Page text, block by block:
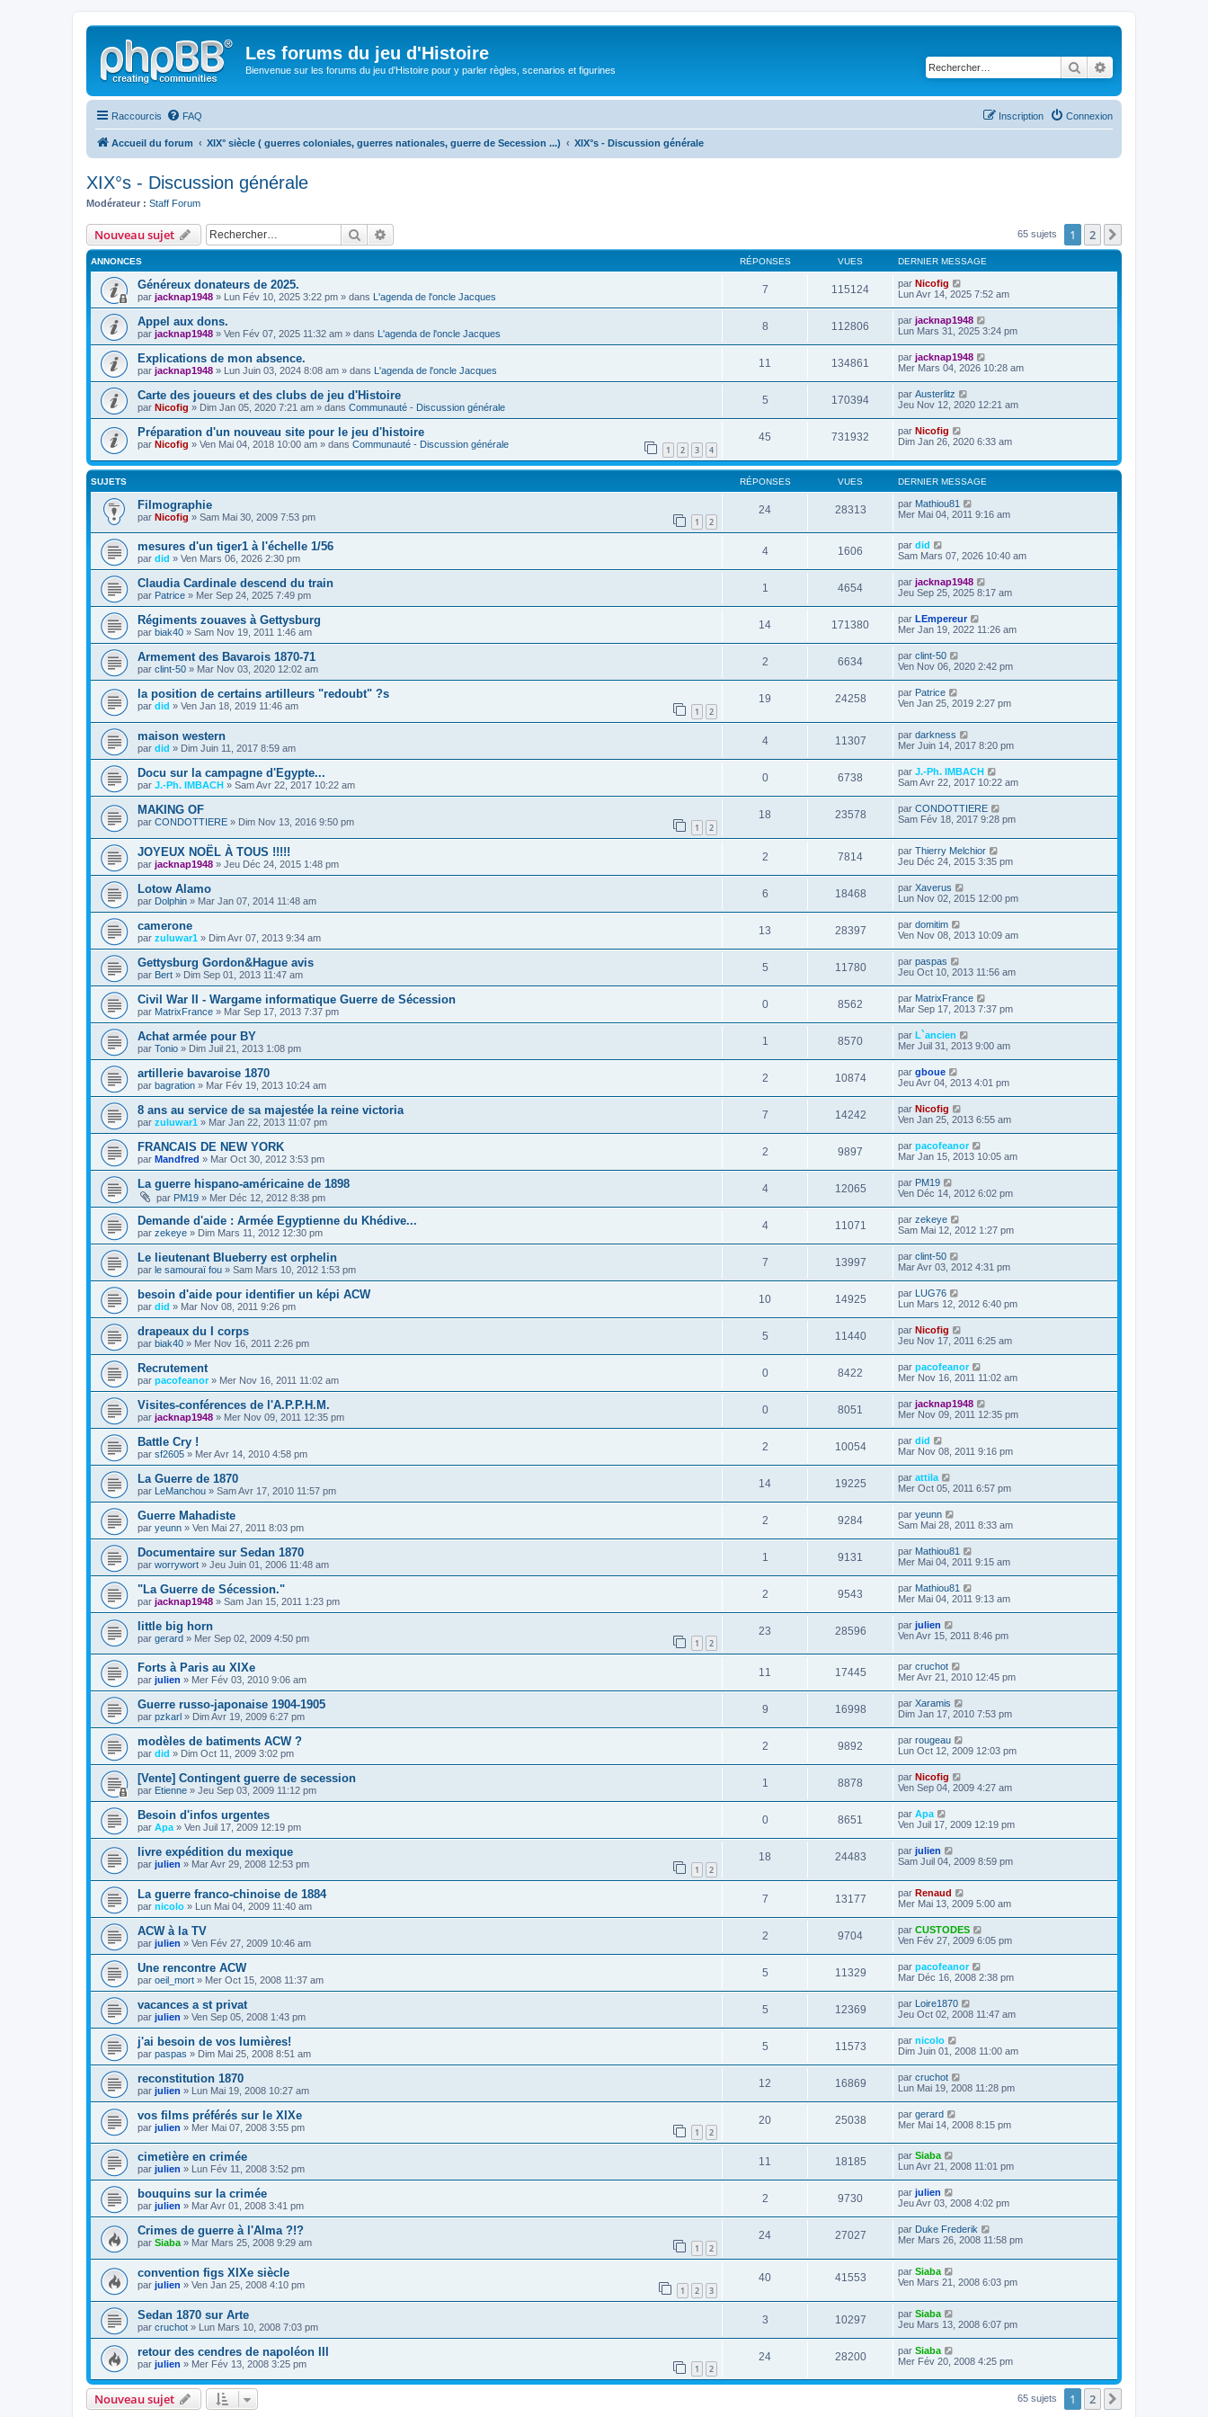
Les forums du jeu d'Histoire
Bienvenue sur les forums du jeu d'Histoire pour y parler règles, scenarios et figurines Rechercher
Raccourcis FAQ Connexion
Inscription
Accueil du forum XIX° siècle ( guerres coloniales, guerres nationales, guerre de Secession ...) XIX°s - Discussion générale
XIX°s - Discussion générale
Modérateur : Staff Forum
Nouveau sujet Rechercher 65 sujets 1 2
ANNONCES RÉPONSES VUES DERNIER MESSAGE
Généreux donateurs de 2025.
par jacknap1948 » Lun Fév 10, 2025 3:22 pm » dans L'agenda de l'oncle Jacques
7 115124 par Nicofig
Lun Avr 14, 2025 7:52 am
Appel aux dons.
par jacknap1948 » Ven Fév 07, 2025 11:32 am » dans L'agenda de l'oncle Jacques
8 112806 par jacknap1948
Lun Mars 31, 2025 3:24 pm
Explications de mon absence.
par jacknap1948 » Lun Juin 03, 2024 8:08 am » dans L'agenda de l'oncle Jacques
11 134861 par jacknap1948
Mer Mars 04, 2026 10:28 am
Carte des joueurs et des clubs de jeu d'Histoire
par Nicofig » Dim Jan 05, 2020 7:21 am » dans Communauté - Discussion générale
5 170394 par Austerlitz
Jeu Nov 12, 2020 12:21 am
Préparation d'un nouveau site pour le jeu d'histoire
par Nicofig » Ven Mai 04, 2018 10:00 am » dans Communauté - Discussion générale 1 2 3 4
45 731932 par Nicofig
Dim Jan 26, 2020 6:33 am
SUJETS RÉPONSES VUES DERNIER MESSAGE
Filmographie
par Nicofig » Sam Mai 30, 2009 7:53 pm 1 2
24 28313 par Mathiou81
Mer Mai 04, 2011 9:16 am
mesures d'un tiger1 à l'échelle 1/56
par did » Ven Mars 06, 2026 2:30 pm
4 1606 par did
Sam Mars 07, 2026 10:40 am
Claudia Cardinale descend du train
par Patrice » Mer Sep 24, 2025 7:49 pm
1 4654 par jacknap1948
Jeu Sep 25, 2025 8:17 am
Régiments zouaves à Gettysburg
par biak40 » Sam Nov 19, 2011 1:46 am
14 171380 par LEmpereur
Mer Jan 19, 2022 11:26 am
Armement des Bavarois 1870-71
par clint-50 » Mar Nov 03, 2020 12:02 am
2 6634 par clint-50
Ven Nov 06, 2020 2:42 pm
la position de certains artilleurs "redoubt" ?s
par did » Ven Jan 18, 2019 11:46 am 1 2
19 24258 par Patrice
Ven Jan 25, 2019 2:27 pm
maison western
par did » Dim Juin 11, 2017 8:59 am
4 11307 par darkness
Mer Juin 14, 2017 8:20 pm
Docu sur la campagne d'Egypte...
par J.-Ph. IMBACH » Sam Avr 22, 2017 10:22 am
0 6738 par J.-Ph. IMBACH
Sam Avr 22, 2017 10:22 am
MAKING OF
par CONDOTTIERE » Dim Nov 13, 2016 9:50 pm 1 2
18 23578 par CONDOTTIERE
Sam Fév 18, 2017 9:28 pm
JOYEUX NOËL À TOUS !!!!!
par jacknap1948 » Jeu Déc 24, 2015 1:48 pm
2 7814 par Thierry Melchior
Jeu Déc 24, 2015 3:35 pm
Lotow Alamo
par Dolphin » Mar Jan 07, 2014 11:48 am
6 18468 par Xaverus
Lun Nov 02, 2015 12:00 pm
camerone
par zuluwar1 » Dim Avr 07, 2013 9:34 am
13 28397 par domitim
Ven Nov 08, 2013 10:09 am
Gettysburg Gordon&Hague avis
par Bert » Dim Sep 01, 2013 11:47 am
5 11780 par paspas
Jeu Oct 10, 2013 11:56 am
Civil War II - Wargame informatique Guerre de Sécession
par MatrixFrance » Mar Sep 17, 2013 7:37 pm
0 8562 par MatrixFrance
Mar Sep 17, 2013 7:37 pm
Achat armée pour BY
par Tonio » Dim Juil 21, 2013 1:08 pm
1 8570 par L`ancien
Mer Juil 31, 2013 9:00 am
artillerie bavaroise 1870
par bagration » Mar Fév 19, 2013 10:24 am
2 10874 par gboue
Jeu Avr 04, 2013 4:01 pm
8 ans au service de sa majestée la reine victoria
par zuluwar1 » Mar Jan 22, 2013 11:07 pm
7 14242 par Nicofig
Ven Jan 25, 2013 6:55 am
FRANCAIS DE NEW YORK
par Mandfred » Mar Oct 30, 2012 3:53 pm
2 9897 par pacofeanor
Mar Jan 15, 2013 10:05 am
La guerre hispano-américaine de 1898
par PM19 » Mer Déc 12, 2012 8:38 pm
4 12065 par PM19
Ven Déc 14, 2012 6:02 pm
Demande d'aide : Armée Egyptienne du Khédive...
par zekeye » Dim Mars 11, 2012 12:30 pm
4 11071 par zekeye
Sam Mai 12, 2012 1:27 pm
Le lieutenant Blueberry est orphelin
par le samouraï fou » Sam Mars 10, 2012 1:53 pm
7 13997 par clint-50
Mar Avr 03, 2012 4:31 pm
besoin d'aide pour identifier un képi ACW
par did » Mar Nov 08, 2011 9:26 pm
10 14925 par LUG76
Lun Mars 12, 2012 6:40 pm
drapeaux du I corps
par biak40 » Mer Nov 16, 2011 2:26 pm
5 11440 par Nicofig
Jeu Nov 17, 2011 6:25 am
Recrutement
par pacofeanor» Mer Nov 16, 2011 11:02 am
0 8422 par pacofeanor
Mer Nov 16, 2011 11:02 am
Visites-conférences de l'A.P.P.H.M.
par jacknap1948 » Mer Nov 09, 2011 12:35 pm
0 8051 par jacknap1948
Mer Nov 09, 2011 12:35 pm
Battle Cry !
par sf2605 » Mer Avr 14, 2010 4:58 pm
2 10054 par did
Mar Nov 08, 2011 9:16 pm
La Guerre de 1870
par LeManchou » Sam Avr 17, 2010 11:57 pm
14 19225 par attila
Mer Oct 05, 2011 6:57 pm
Guerre Mahadiste
par yeunn » Ven Mai 27, 2011 8:03 pm
2 9284 par yeunn
Sam Mai 28, 2011 8:33 am
Documentaire sur Sedan 1870
par worrywort » Jeu Juin 01, 2006 11:48 am
1 9131 par Mathiou81
Mer Mai 04, 2011 9:15 am
"La Guerre de Sécession."
par jacknap1948 » Sam Jan 15, 2011 1:23 pm
2 9543 par Mathiou81
Mer Mai 04, 2011 9:13 am
little big horn
par gerard » Mer Sep 02, 2009 4:50 pm 1 2
23 28596 par julien
Ven Avr 15, 2011 8:46 pm
Forts à Paris au XIXe
par julien » Mer Fév 03, 2010 9:06 am
11 17445 par cruchot
Mer Avr 21, 2010 12:45 pm
Guerre russo-japonaise 1904-1905
par pzkarl » Dim Avr 19, 2009 6:27 pm
9 16998 par Xaramis
Dim Jan 17, 2010 7:53 pm
modèles de batiments ACW ?
par did » Dim Oct 11, 2009 3:02 pm
2 9892 par rougeau
Lun Oct 12, 2009 12:03 pm
[Vente] Contingent guerre de secession
par Etienne » Jeu Sep 03, 2009 11:12 pm
1 8878 par Nicofig
Ven Sep 04, 2009 4:27 am
Besoin d'infos urgentes
par Apa » Ven Juil 17, 2009 12:19 pm
0 8651 par Apa
Ven Juil 17, 2009 12:19 pm
livre expédition du mexique
par julien » Mar Avr 29, 2008 12:53 pm 1 2
18 24483 par julien
Sam Juil 04, 2009 8:59 pm
La guerre franco-chinoise de 1884
par nicolo » Lun Mai 04, 2009 11:40 am
7 13177 par Renaud
Mer Mai 13, 2009 5:00 am
ACW à la TV
par julien » Ven Fév 27, 2009 10:46 am
2 9704 par CUSTODES
Ven Fév 27, 2009 6:05 pm
Une rencontre ACW
par oeil_mort » Mer Oct 15, 2008 11:37 am
5 11329 par pacofeanor
Mar Déc 16, 2008 2:38 pm
vacances a st privat
par julien » Ven Sep 05, 2008 1:43 pm
5 12369 par Loire1870
Jeu Oct 02, 2008 11:47 am
j'ai besoin de vos lumières!
par paspas » Dim Mai 25, 2008 8:51 am
5 11573 par nicolo
Dim Juin 01, 2008 11:00 am
reconstitution 1870
par julien » Lun Mai 19, 2008 10:27 am
12 16869 par cruchot
Lun Mai 19, 2008 11:28 pm
vos films préférés sur le XIXe
par julien » Mer Mai 07, 2008 3:55 pm 1 2
20 25038 par gerard
Mer Mai 14, 2008 8:15 pm
cimetière en crimée
par julien » Lun Fév 11, 2008 3:52 pm
11 18185 par Siaba
Lun Avr 21, 2008 11:01 pm
bouquins sur la crimée
par julien » Mar Avr 01, 2008 3:41 pm
2 9730 par julien
Jeu Avr 03, 2008 4:02 pm
Crimes de guerre à l'Alma ?!?
par Siaba» Mar Mars 25, 2008 9:29 am 1 2
24 27027 par Duke Frederik
Mer Mars 26, 2008 11:58 pm
convention figs XIXe siècle
par julien » Ven Jan 25, 2008 4:10 pm 1 2 3
40 41553 par Siaba
Ven Mars 21, 2008 6:03 pm
Sedan 1870 sur Arte
par cruchot » Lun Mars 10, 2008 7:03 pm
3 10297 par Siaba
Jeu Mars 13, 2008 6:07 pm
retour des cendres de napoléon III
par julien » Mer Fév 13, 2008 3:25 pm 1 2
24 28200 par Siaba
Mer Fév 20, 2008 4:25 pm
Nouveau sujet 65 sujets 1 2